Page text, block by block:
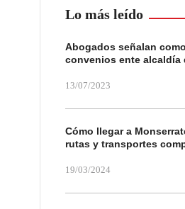
Lo más leído
Abogados señalan
convenios ente alcaldía
13/07/2023
Cómo llegar a
rutas y transportes
19/03/2024